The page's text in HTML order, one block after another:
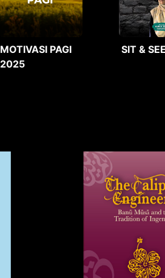
MOTIVASI PAGI
2025
SIT &